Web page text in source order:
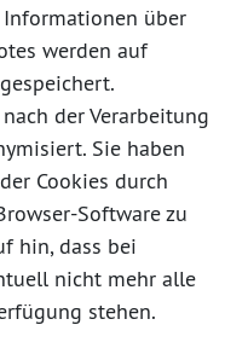
über
werden auf
der Verarbeitung
Sie haben
Cookies durch
Software zu
hin, dass bei
nicht mehr alle
stehen.